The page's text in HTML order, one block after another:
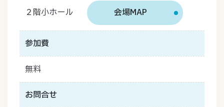
２階小ホール
会場MAP
参加費
無料
お問合せ